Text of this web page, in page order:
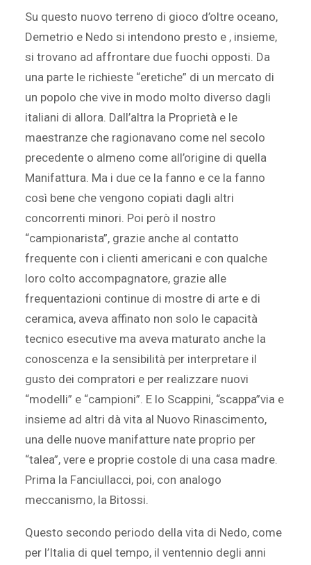
Su questo nuovo terreno di gioco d’oltre oceano,
Demetrio e Nedo si intendono presto e , insieme,
si trovano ad affrontare due fuochi opposti. Da
una parte le richieste “eretiche” di un mercato di
un popolo che vive in modo molto diverso dagli
italiani di allora. Dall’altra la Proprietà e le
maestranze che ragionavano come nel secolo
precedente o almeno come all’origine di quella
Manifattura. Ma i due ce la fanno e ce la fanno
così bene che vengono copiati dagli altri
concorrenti minori. Poi però il nostro
“campionarista”, grazie anche al contatto
frequente con i clienti americani e con qualche
loro colto accompagnatore, grazie alle
frequentazioni continue di mostre di arte e di
ceramica, aveva affinato non solo le capacità
tecnico esecutive ma aveva maturato anche la
conoscenza e la sensibilità per interpretare il
gusto dei compratori e per realizzare nuovi
“modelli” e “campioni”. E lo Scappini, “scappa”via e
insieme ad altri dà vita al Nuovo Rinascimento,
una delle nuove manifatture nate proprio per
“talea”, vere e proprie costole di una casa madre.
Prima la Fanciullacci, poi, con analogo
meccanismo, la Bitossi.
Questo secondo periodo della vita di Nedo, come
per l’Italia di quel tempo, il ventennio degli anni